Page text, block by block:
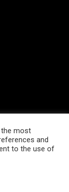
have a
question?
Talk to us
the most
and
to the use of